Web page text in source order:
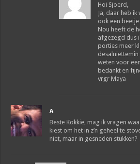
Hoi Sjoerd,
Ja, daar heb
ook een
Nou heeft de
afgezegd dus
porties meer
weten voor
bedankt en
vrgr Maya
A
Beste Kokkie, mag ik vragen
kiest om het in z’n geheel te
niet, maar in gesneden stukken?